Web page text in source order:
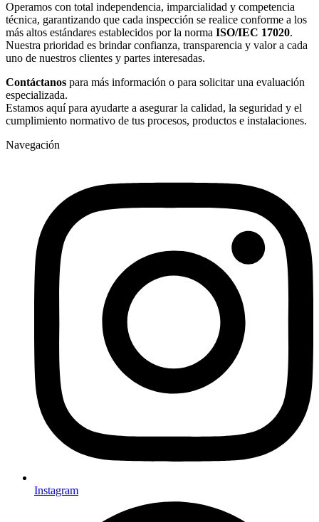
Operamos con total independencia, imparcialidad y competencia
técnica, garantizando que cada inspección se realice conforme a los
más altos estándares establecidos por la norma ISO/IEC 17020.
Nuestra prioridad es brindar confianza, transparencia y valor a cada
uno de nuestros clientes y partes interesadas.
Contáctanos para más información o para solicitar una evaluación
especializada.
Estamos aquí para ayudarte a asegurar la calidad, la seguridad y el
cumplimiento normativo de tus procesos, productos e instalaciones.
Navegación
Instagram